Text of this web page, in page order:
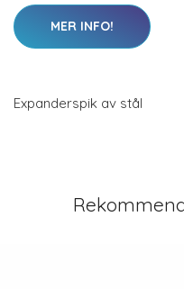
MER INFO!
Expanderspik av stål